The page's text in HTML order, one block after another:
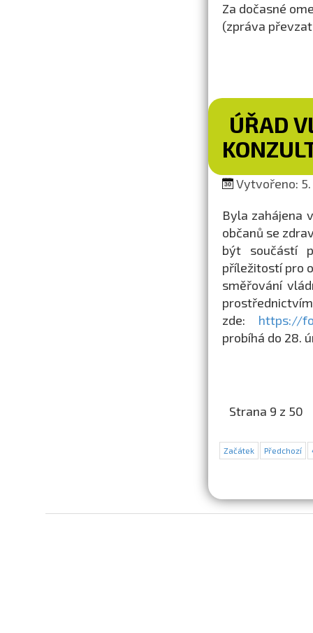
Za dočasné
(zpráva
ÚŘAD
Vytvořeno: 5.
Byla zahájena
občanů se
být součástí
příležitostí pro
směřování
zde: https://
probíhá do 28.
Strana 9 z 50
Začátek Předchozí